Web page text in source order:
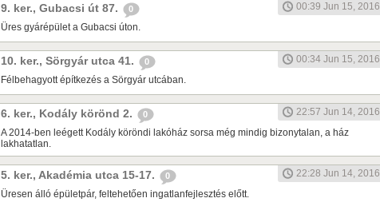
9. ker., Gubacsi út 87. 0
00:39 Jun 15, 2016
Üres gyárépület a Gubacsi úton.
10. ker., Sörgyár utca 41. 0
00:34 Jun 15, 2016
Félbehagyott építkezés a Sörgyár utcában.
6. ker., Kodály körönd 2. 0
22:57 Jun 14, 2016
A 2014-ben leégett Kodály köröndi lakóház sorsa még mindig bizonytalan, a ház
lakhatatlan.
5. ker., Akadémia utca 15-17. 0
22:28 Jun 14, 2016
Üresen álló épületpár, feltehetően ingatlanfejlesztés előtt.